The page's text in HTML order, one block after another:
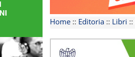
TEMATICHE
Home :: Editoria :: Libri ::